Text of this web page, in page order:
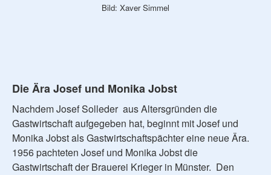
Bild: Xaver Simmel
Die Ära Josef und Monika Jobst
Nachdem Josef Solleder aus Altersgründen die
Gastwirtschaft aufgegeben hat, beginnt mit Josef und
Monika Jobst als Gastwirtschaftspächter eine neue Ära.
1956 pachteten Josef und Monika Jobst die
Gastwirtschaft der Brauerei Krieger in Münster. Den